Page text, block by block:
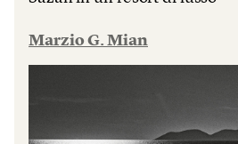
Marzio G. Mian